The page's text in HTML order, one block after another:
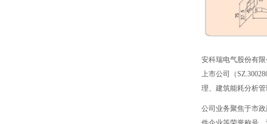
安科瑞电气股份有
上市公司（
理、建筑能耗分析
公司业务聚焦于市